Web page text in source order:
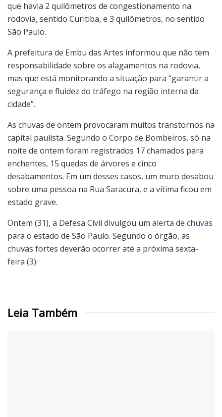
que havia 2 quilômetros de congestionamento na
rodovia, sentido Curitiba, e 3 quilômetros, no sentido
São Paulo.
A prefeitura de Embu das Artes informou que não tem
responsabilidade sobre os alagamentos na rodovia,
mas que está monitorando a situação para “garantir a
segurança e fluidez do tráfego na região interna da
cidade”.
As chuvas de ontem provocaram muitos transtornos na
capital paulista. Segundo o Corpo de Bombeiros, só na
noite de ontem foram registrados 17 chamados para
enchentes, 15 quedas de árvores e cinco
desabamentos. Em um desses casos, um muro desabou
sobre uma pessoa na Rua Saracura, e a vítima ficou em
estado grave.
Ontem (31), a Defesa Civil divulgou um alerta de chuvas
para o estado de São Paulo. Segundo o órgão, as
chuvas fortes deverão ocorrer até a próxima sexta-
feira (3).
Leia Também